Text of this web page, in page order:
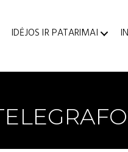
IDĖJOS IR PATARIMAI